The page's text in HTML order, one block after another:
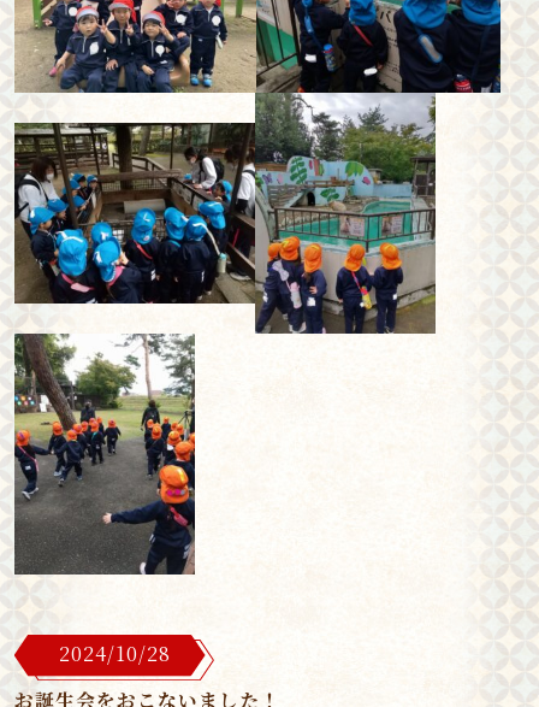
2024/10/28
お誕生会をおこないました！